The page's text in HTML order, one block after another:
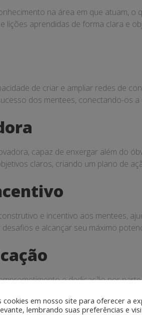
na área em que atuam,
lições aprendidas de forma clara e
de criar e ampliar redes de
dos mentees, conectando-os
capaz de enxergar além do
claros, criando um plano de
e incentivo aos mentees,
e alcançar seu máximo
e dedicação por
energia para apoiá-los em sua
cookies em nosso site para oferecer a
lembrando suas preferências e